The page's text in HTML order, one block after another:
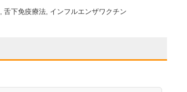
舌下免疫療法 インフルエンザワクチン